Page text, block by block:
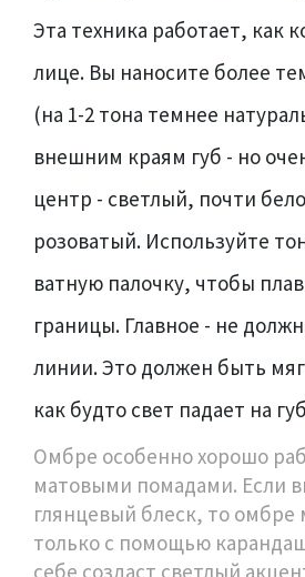
Эта техника работает, как
лице. Вы наносите более
(на 1-2 тона темнее
внешним краям губ - но
центр - светлый, почти
розоватый. Используйте
ватную палочку, чтобы
границы. Главное - не
линии. Это должен быть
как будто свет падает на
Омбре особенно хорошо
матовыми помадами. Если
глянцевый блеск, то омбре
только с помощью
себе создаст светлый